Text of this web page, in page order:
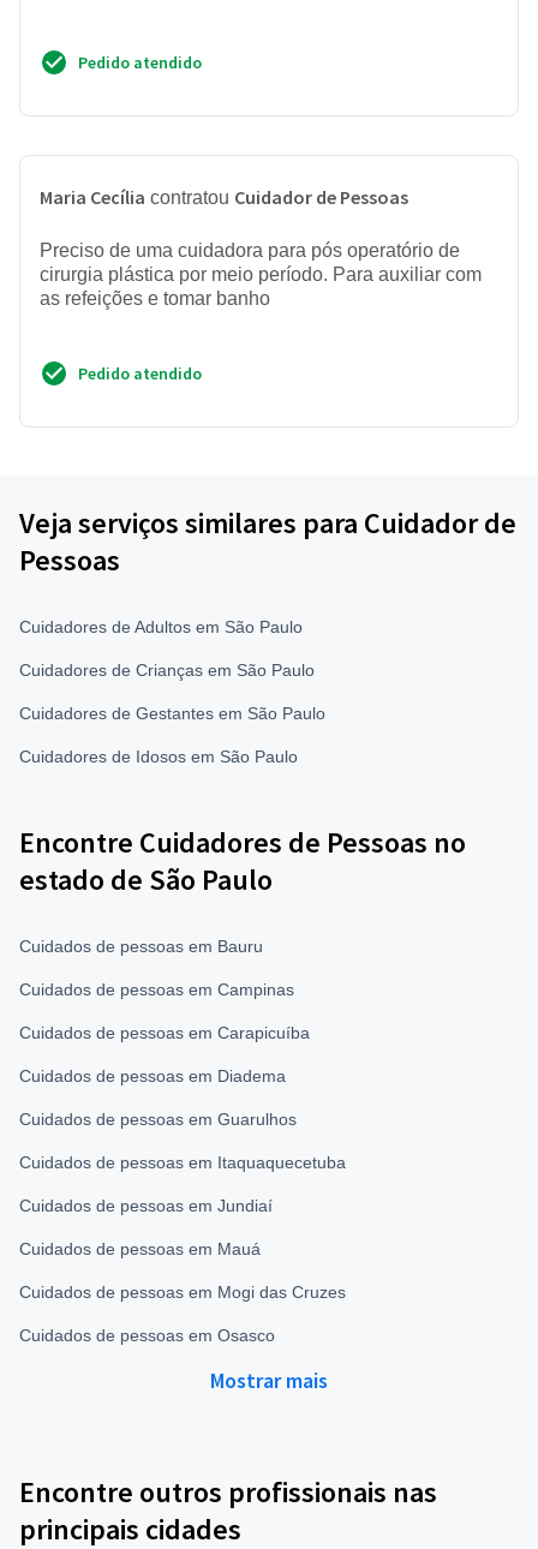
Pedido atendido
Maria Cecília contratou Cuidador de Pessoas
Preciso de uma cuidadora para pós operatório de
cirurgia plástica por meio período. Para auxiliar com
as refeições e tomar banho
Pedido atendido
Veja serviços similares para Cuidador de
Pessoas
Cuidadores de Adultos em São Paulo
Cuidadores de Crianças em São Paulo
Cuidadores de Gestantes em São Paulo
Cuidadores de Idosos em São Paulo
Encontre Cuidadores de Pessoas no
estado de São Paulo
Cuidados de pessoas em Bauru
Cuidados de pessoas em Campinas
Cuidados de pessoas em Carapicuíba
Cuidados de pessoas em Diadema
Cuidados de pessoas em Guarulhos
Cuidados de pessoas em Itaquaquecetuba
Cuidados de pessoas em Jundiaí
Cuidados de pessoas em Mauá
Cuidados de pessoas em Mogi das Cruzes
Cuidados de pessoas em Osasco
Mostrar mais
Encontre outros profissionais nas
principais cidades